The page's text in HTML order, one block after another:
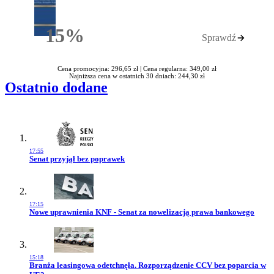
15%Rabatu Sprawdź
Cena promocyjna: 296,65 zł | Cena regularna: 349,00 zł
Najniższa cena w ostatnich 30 dniach: 244,30 zł
Ostatnio dodane
17:55
Przejdź do artykułu:
Senat przyjął bez poprawek
17:15
Przejdź do artykułu:
Nowe uprawnienia KNF - Senat za nowelizacją prawa bankowego
15:18
Przejdź do artykułu:
Branża leasingowa odetchnęła. Rozporządzenie CCV bez poparcia w